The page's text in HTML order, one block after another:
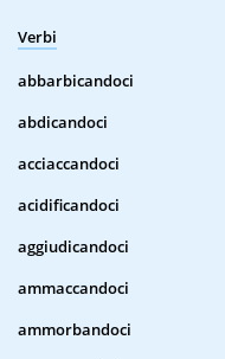
Verbi
abbarbicandoci
abdicandoci
acciaccandoci
acidificandoci
aggiudicandoci
ammaccandoci
ammorbandoci